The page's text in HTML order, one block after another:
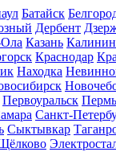
Батайск
Дербент
Казань
Краснодар
Находка
Первоуральск Пермь
Санкт-
Сыктывкар